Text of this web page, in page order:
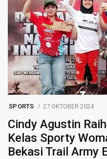
SPORTS 27 OKTOBER 2024
Cindy Agustin
Kelas Sporty
Bekasi Trail Army